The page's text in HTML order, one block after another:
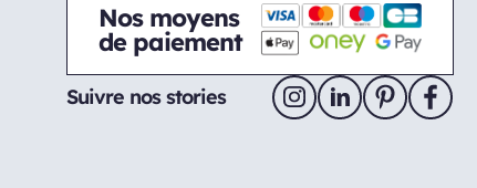
Nos moyens
de paiement
Suivre nos stories